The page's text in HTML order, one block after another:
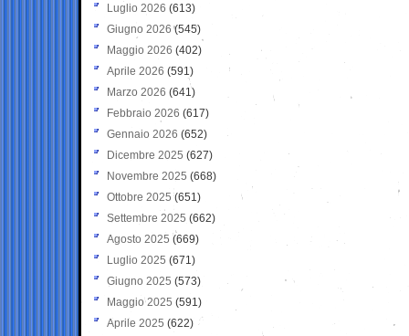
Luglio 2026 (613)
Giugno 2026 (545)
Maggio 2026 (402)
Aprile 2026 (591)
Marzo 2026 (641)
Febbraio 2026 (617)
Gennaio 2026 (652)
Dicembre 2025 (627)
Novembre 2025 (668)
Ottobre 2025 (651)
Settembre 2025 (662)
Agosto 2025 (669)
Luglio 2025 (671)
Giugno 2025 (573)
Maggio 2025 (591)
Aprile 2025 (622)